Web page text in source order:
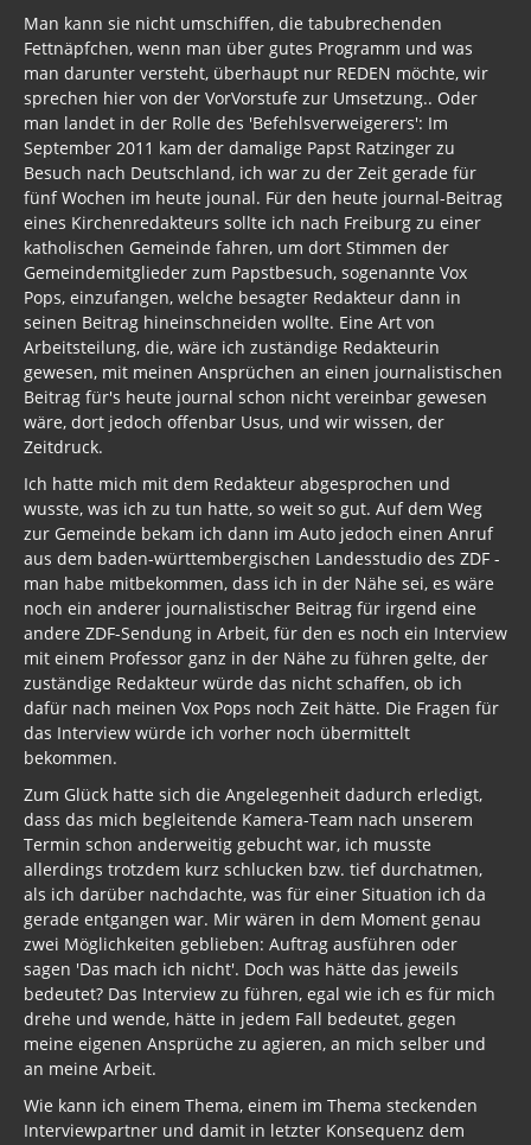
Man kann sie nicht umschiffen, die tabubrechenden
Fettnäpfchen, wenn man über gutes Programm und was
man darunter versteht, überhaupt nur REDEN möchte, wir
sprechen hier von der VorVorstufe zur Umsetzung.. Oder
man landet in der Rolle des 'Befehlsverweigerers': Im
September 2011 kam der damalige Papst Ratzinger zu
Besuch nach Deutschland, ich war zu der Zeit gerade für
fünf Wochen im heute jounal. Für den heute journal-Beitrag
eines Kirchenredakteurs sollte ich nach Freiburg zu einer
katholischen Gemeinde fahren, um dort Stimmen der
Gemeindemitglieder zum Papstbesuch, sogenannte Vox
Pops, einzufangen, welche besagter Redakteur dann in
seinen Beitrag hineinschneiden wollte. Eine Art von
Arbeitsteilung, die, wäre ich zuständige Redakteurin
gewesen, mit meinen Ansprüchen an einen journalistischen
Beitrag für's heute journal schon nicht vereinbar gewesen
wäre, dort jedoch offenbar Usus, und wir wissen, der
Zeitdruck.
Ich hatte mich mit dem Redakteur abgesprochen und
wusste, was ich zu tun hatte, so weit so gut. Auf dem Weg
zur Gemeinde bekam ich dann im Auto jedoch einen Anruf
aus dem baden-württembergischen Landesstudio des ZDF -
man habe mitbekommen, dass ich in der Nähe sei, es wäre
noch ein anderer journalistischer Beitrag für irgend eine
andere ZDF-Sendung in Arbeit, für den es noch ein Interview
mit einem Professor ganz in der Nähe zu führen gelte, der
zuständige Redakteur würde das nicht schaffen, ob ich
dafür nach meinen Vox Pops noch Zeit hätte. Die Fragen für
das Interview würde ich vorher noch übermittelt
bekommen.
Zum Glück hatte sich die Angelegenheit dadurch erledigt,
dass das mich begleitende Kamera-Team nach unserem
Termin schon anderweitig gebucht war, ich musste
allerdings trotzdem kurz schlucken bzw. tief durchatmen,
als ich darüber nachdachte, was für einer Situation ich da
gerade entgangen war. Mir wären in dem Moment genau
zwei Möglichkeiten geblieben: Auftrag ausführen oder
sagen 'Das mach ich nicht'. Doch was hätte das jeweils
bedeutet? Das Interview zu führen, egal wie ich es für mich
drehe und wende, hätte in jedem Fall bedeutet, gegen
meine eigenen Ansprüche zu agieren, an mich selber und
an meine Arbeit.
Wie kann ich einem Thema, einem im Thema steckenden
Interviewpartner und damit in letzter Konsequenz dem